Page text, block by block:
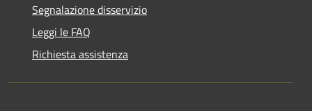
Segnalazione disservizio
Leggi le FAQ
Richiesta assistenza